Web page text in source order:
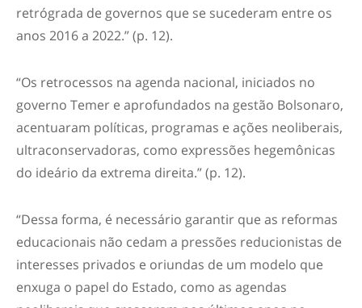
retrógrada de governos que se sucederam entre os
anos 2016 a 2022.” (p. 12).
“Os retrocessos na agenda nacional, iniciados no
governo Temer e aprofundados na gestão Bolsonaro,
acentuaram políticas, programas e ações neoliberais,
ultraconservadoras, como expressões hegemônicas
do ideário da extrema direita.” (p. 12).
“Dessa forma, é necessário garantir que as reformas
educacionais não cedam a pressões reducionistas de
interesses privados e oriundas de um modelo que
enxuga o papel do Estado, como as agendas